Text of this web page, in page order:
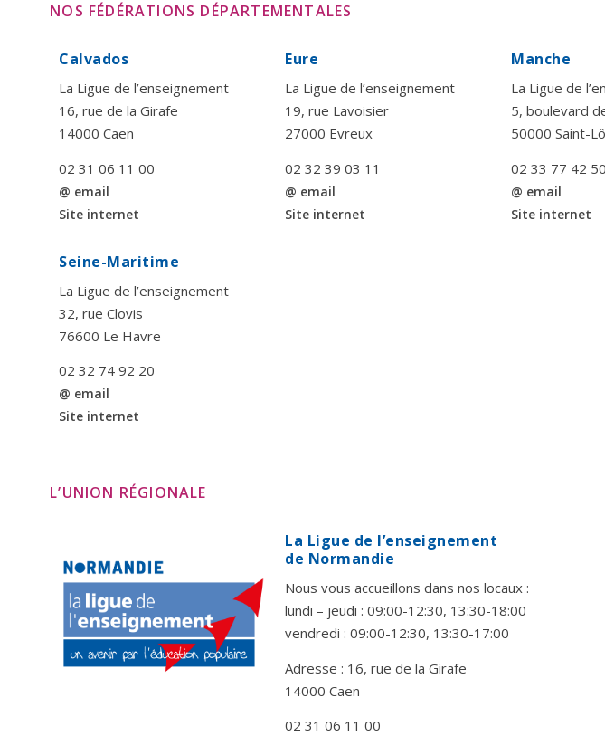
NOS FÉDÉRATIONS DÉPARTEMENTALES
Calvados
La Ligue de l’enseignement
16, rue de la Girafe
14000 Caen
02 31 06 11 00
@ email
Site internet
Eure
La Ligue de l’enseignement
19, rue Lavoisier
27000 Evreux
02 32 39 03 11
@ email
Site internet
Manche
La Ligue de
5, boulevard
50000 Saint-Lô
02 33 77 42 50
@ email
Site internet
Seine-Maritime
La Ligue de l’enseignement
32, rue Clovis
76600 Le Havre
02 32 74 92 20
@ email
Site internet
L’UNION RÉGIONALE
La Ligue de l’enseignement
de Normandie
Nous vous accueillons dans nos locaux :
lundi – jeudi : 09:00-12:30, 13:30-18:00
vendredi : 09:00-12:30, 13:30-17:00
Adresse : 16, rue de la Girafe
14000 Caen
02 31 06 11 00